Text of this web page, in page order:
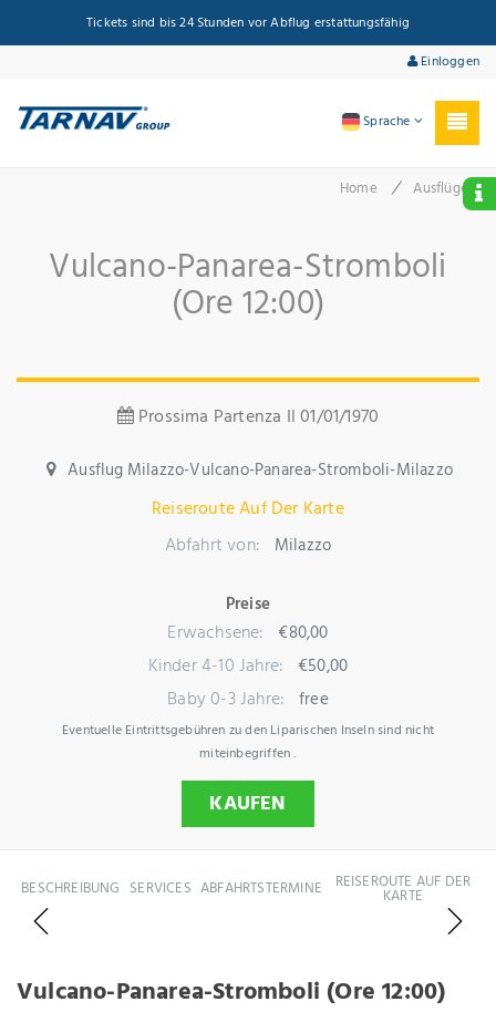
Tickets sind bis 24 Stunden vor Abflug erstattungsfähig
Einloggen
Sprache
Home / Ausflüge
Vulcano-Panarea-Stromboli
(Ore 12:00)
Prossima Partenza Il 01/01/1970
Ausflug Milazzo-Vulcano-Panarea-Stromboli-Milazzo
Reiseroute Auf Der Karte
Abfahrt von: Milazzo
Preise
Erwachsene: €80,00
Kinder 4-10 Jahre: €50,00
Baby 0-3 Jahre: free
Eventuelle Eintrittsgebühren zu den Liparischen Inseln sind nicht
miteinbegriffen .
KAUFEN
BESCHREIBUNG SERVICES ABFAHRTSTERMINE REISEROUTE AUF DER
KARTE
Vulcano-Panarea-Stromboli (Ore 12:00)